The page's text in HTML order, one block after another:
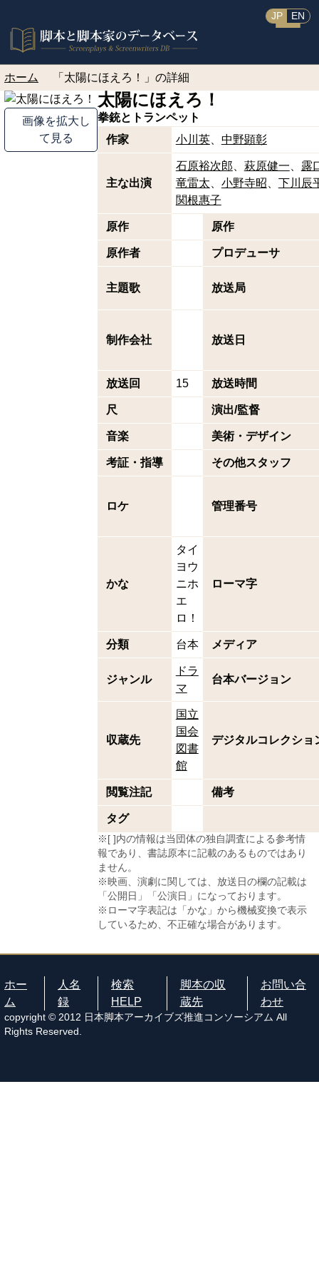
JP EN
ホーム 「太陽にほえろ！」の詳細
画像を拡大し
て見る
太陽にほえろ！
拳銃とトランペット
作家
小川英 中野顕彰
主な出演
石原裕次郎 萩原健一
露
竜雷太
小野寺昭
下川辰
関根惠子
原作 原作
原作者 プロデューサ
主題歌 放送局
制作会社 放送日
放送回 15 放送時間
尺 演出/監督
音楽 美術・デザイン
考証・指導 その他スタッフ
ロケ 管理番号
かな
タイ
ヨウ
ニホ
エ
ロ！
ローマ字
分類 台本 メディア
ジャンル
ドラ
マ
台本バージョン
収蔵先
国立
国会
図書
館
デジタルコレクショ
閲覧注記 備考
タグ
※[ ]内の情報は当団体の独自調査による参考情
報であり、書誌原本に記載のあるものではあり
ません。
※映画、演劇に関しては、放送日の欄の記載は
「公開日」「公演日」になっております。
※ローマ字表記は「かな」から機械変換で表示
しているため、不正確な場合があります。
ホー
ム
人名
録
検索
HELP
脚本の収
蔵先
お問い合
わせ
copyright © 2012 日本脚本アーカイブズ推進コンソーシアム All
Rights Reserved.